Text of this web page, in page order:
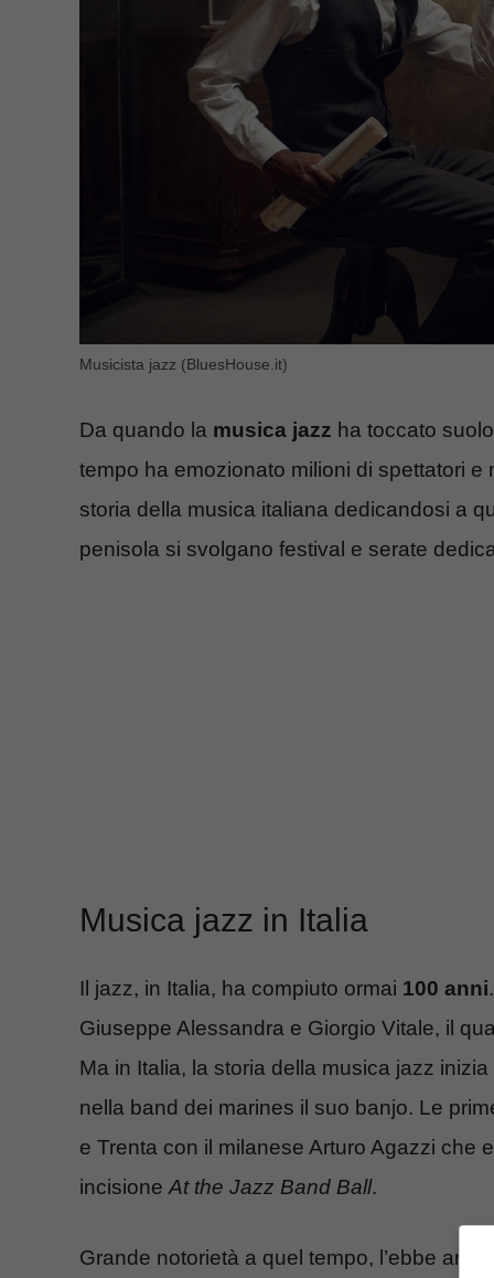
Musicista jazz (BluesHouse.it)
Da quando la musica jazz ha toccato
tempo ha emozionato milioni di spettatori
storia della musica italiana dedicandosi a
penisola si svolgano festival e serate
Musica jazz in Italia
Il jazz, in Italia, ha compiuto ormai 100 anni
Giuseppe Alessandra e Giorgio Vitale, il
Ma in Italia, la storia della musica jazz
nella band dei marines il suo banjo. Le
e Trenta con il milanese Arturo Agazzi che
incisione At the Jazz Band Ball.
Grande notorietà a quel tempo, l’ebbe